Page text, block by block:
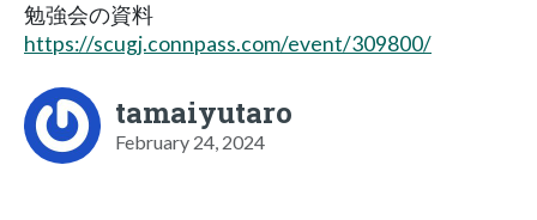
勉強会の資料
https://scugj.connpass.com/event/309800/
tamaiyutaro
February 24, 2024